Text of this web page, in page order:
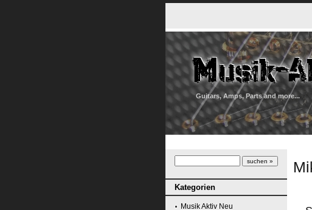
Guitars, Amps, Parts and more...
Kategorien
Musik Aktiv Neu